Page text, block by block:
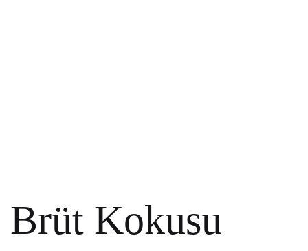
Brüt Kokusu